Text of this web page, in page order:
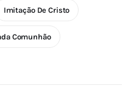
Imitação De Cristo
Comunhão